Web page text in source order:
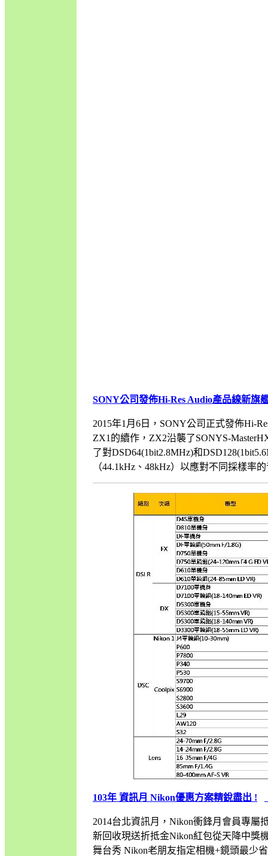
SONY公司發佈Hi-Res Audio產品線新旗
2015年1月6日，SONY公司正式發佈Hi-
ZX1的續作，ZX2沿襲了SONYS-
了對DSD64(1bit2.8MHz)和
（44.1kHz、48kHz）以應對不同採樣率
103年 資訊月 Nikon優惠方案精銳盡出 !
2014台北資訊月，Nikon衝鋒月會員專屬
新回收現送折抵金Nikon紅包從天降中獎
舞台秀 Nikon老朋友指定相機+鏡頭最少